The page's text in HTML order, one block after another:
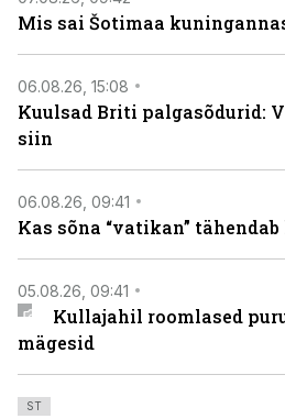
Mis sai Šotimaa
06.08.26, 15:08
Kuulsad Briti palgasõdurid:
siin
06.08.26, 09:41
Kas sõna “vatikan”
05.08.26, 09:41
Kullajahil roomlased
mägesid
ST